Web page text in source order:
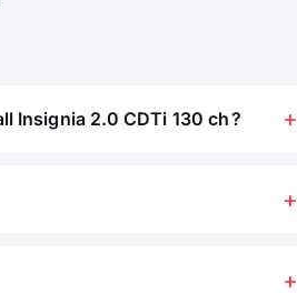
Insignia 2.0 CDTi 130 ch ?